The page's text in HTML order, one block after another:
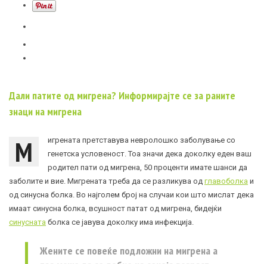
Дали патите од мигрена? Информирајте се за раните
знаци на мигрена
М
игрената претставува невролошко заболување со
генетска условеност. Тоа значи дека доколку еден ваш
родител пати од мигрена, 50 проценти имате шанси да
заболите и вие. Мигрената треба да се разликува од главоболка и
од синусна болка. Во најголем број на случаи кои што мислат дека
имаат синусна болка, всушност патат од мигрена, бидејќи
синусната болка се јавува доколку има инфекција.
Жените се повеќе подложни на мигрена а